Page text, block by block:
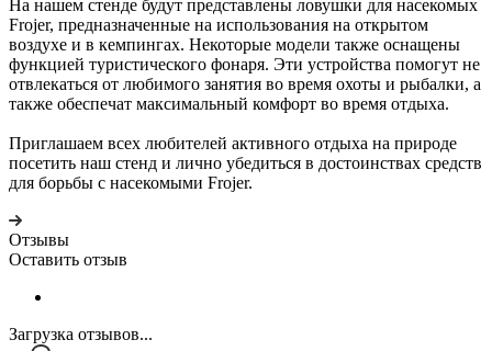
На нашем стенде будут представлены ловушки для насекомых
Frojer, предназначенные на использования на открытом
воздухе и в кемпингах. Некоторые модели также оснащены
функцией туристического фонаря. Эти устройства помогут не
отвлекаться от любимого занятия во время охоты и рыбалки, а
также обеспечат максимальный комфорт во время отдыха.
Приглашаем всех любителей активного отдыха на природе
посетить наш стенд и лично убедиться в достоинствах средств
для борьбы с насекомыми Frojer.
Отзывы
Оставить отзыв
Загрузка отзывов...